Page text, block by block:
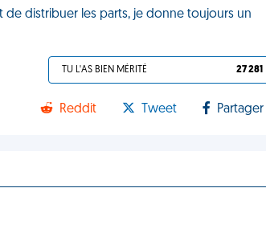
de distribuer les parts, je donne toujours un
TU L'AS BIEN MÉRITÉ 27 281
Reddit Tweet Partager